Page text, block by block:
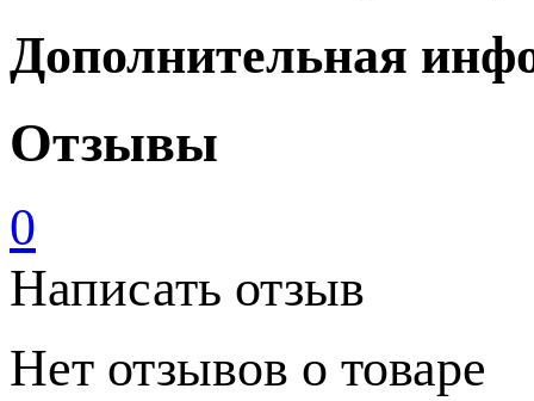
Дополнительная
Отзывы
0
Написать отзыв
Нет отзывов о товаре